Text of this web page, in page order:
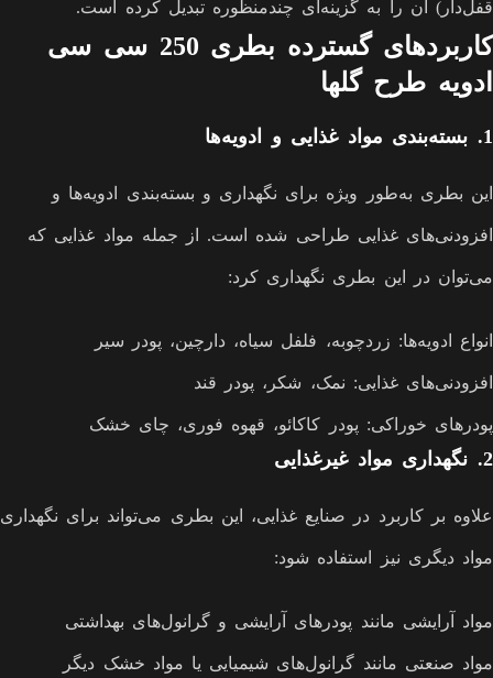
قفل‌دار) آن را به گزینه‌ای چندمنظوره تبدیل کرده است.
کاربردهای گسترده بطری 250 سی سی
ادویه طرح گلها
1. بسته‌بندی مواد غذایی و ادویه‌ها
این بطری به‌طور ویژه برای نگهداری و بسته‌بندی ادویه‌ها و
افزودنی‌های غذایی طراحی شده است. از جمله مواد غذایی که
می‌توان در این بطری نگهداری کرد:
انواع ادویه‌ها: زردچوبه، فلفل سیاه، دارچین، پودر سیر
افزودنی‌های غذایی: نمک، شکر، پودر قند
پودرهای خوراکی: پودر کاکائو، قهوه فوری، چای خشک
2. نگهداری مواد غیرغذایی
علاوه بر کاربرد در صنایع غذایی، این بطری می‌تواند برای نگهداری
مواد دیگری نیز استفاده شود:
مواد آرایشی مانند پودرهای آرایشی و گرانول‌های بهداشتی
مواد صنعتی مانند گرانول‌های شیمیایی یا مواد خشک دیگر